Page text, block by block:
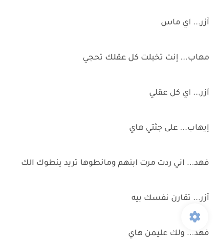
آزر... اي ماس
مهاب... إنت تخبلت كل عقلك تحجي
آزر... اي كل عقلي
إيهاب... على جثتي هاي
فهد... اني ردت مرت ابنهم ومانطوها تريد ينطوك الك
آزر... تقارن نفسك بيه
فهد... ولك عليمن هاي